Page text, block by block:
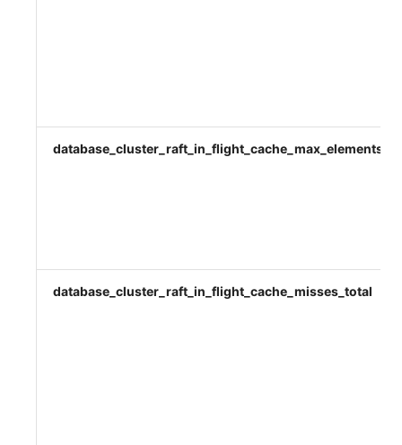
database_cluster_raft_in_flight_cache_max_elements
database_cluster_raft_in_flight_cache_misses_total